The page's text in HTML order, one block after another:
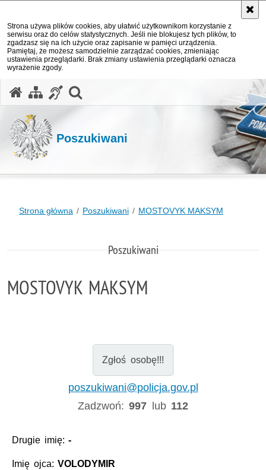
Strona używa plików cookies, aby ułatwić użytkownikom korzystanie z
serwisu oraz do celów statystycznych. Jeśli nie blokujesz tych plików, to
zgadzasz się na ich użycie oraz zapisanie w pamięci urządzenia.
Pamiętaj, że możesz samodzielnie zarządzać cookies, zmieniając
ustawienia przeglądarki. Brak zmiany ustawienia przeglądarki oznacza
wyrażenie zgody.
Poszukiwani
Strona główna Poszukiwani MOSTOVYK MAKSYM
Poszukiwani
MOSTOVYK MAKSYM
Zgłoś osobę!!!
poszukiwani@policja.gov.pl
Zadzwoń:997 lub 112
Drugie imię:-
Imię ojca:VOLODYMIR